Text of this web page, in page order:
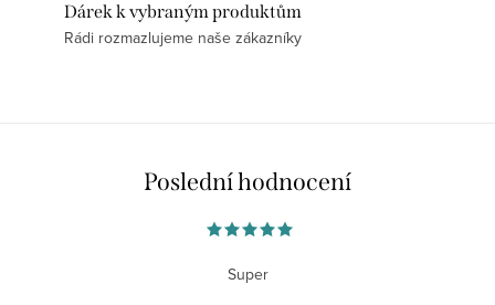
Dárek k vybraným produktům
Rádi rozmazlujeme naše zákazníky
Poslední hodnocení
Super